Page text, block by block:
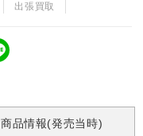
出張買取
商品情報(発売当時)